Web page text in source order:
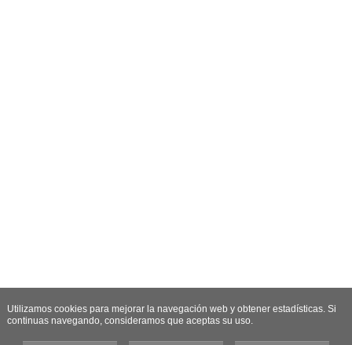
Utilizamos cookies para mejorar la navegación web y obtener estadísticas. Si
continuas navegando, consideramos que aceptas su uso.